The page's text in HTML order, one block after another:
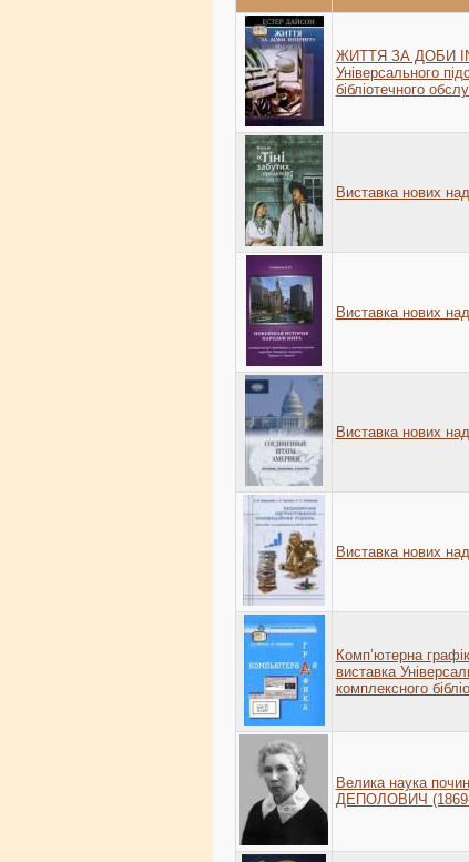
ЖИТТЯ ЗА ДОБИ
Універсального
бібліотечного
Виставка нових
Виставка нових
Виставка нових
Виставка нових
Комп’ютерна
виставка
комплексного
Велика наука
ДЕПОЛОВИЧ